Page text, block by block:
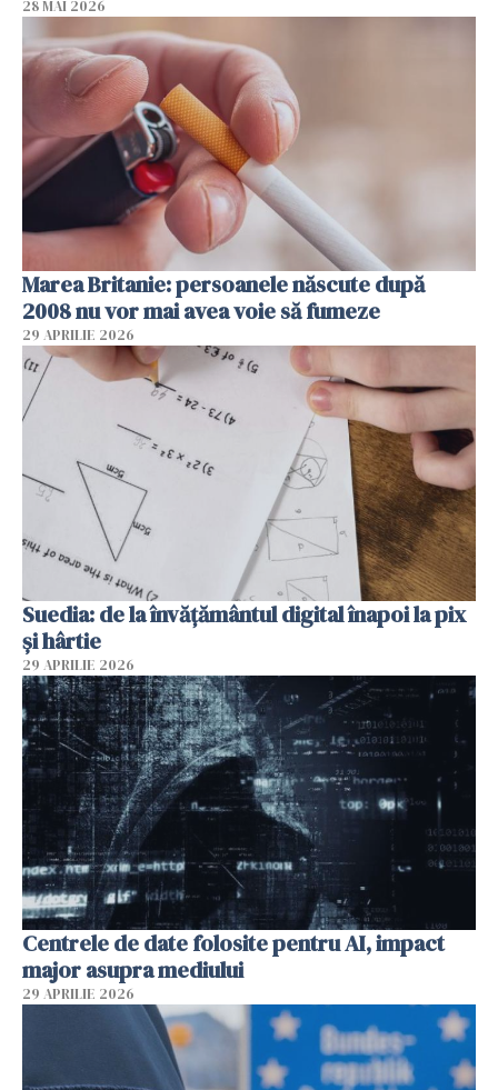
28 MAI 2026
Marea Britanie: persoanele născute după
2008 nu vor mai avea voie să fumeze
29 APRILIE 2026
Suedia: de la învățământul digital înapoi la pix
și hârtie
29 APRILIE 2026
Centrele de date folosite pentru AI, impact
major asupra mediului
29 APRILIE 2026